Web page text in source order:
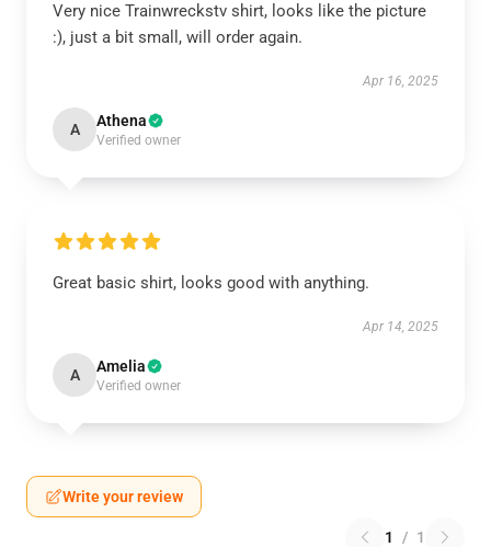
Very nice Trainwreckstv shirt, looks like the picture
:), just a bit small, will order again.
Apr 16, 2025
A Athena
Verified owner
Great basic shirt, looks good with anything.
Apr 14, 2025
A Amelia
Verified owner
Write your review
1 / 1